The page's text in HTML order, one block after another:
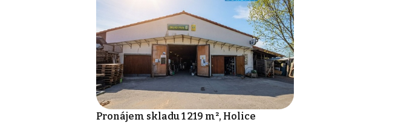
Pronájem skladu 1 219 m², Holice